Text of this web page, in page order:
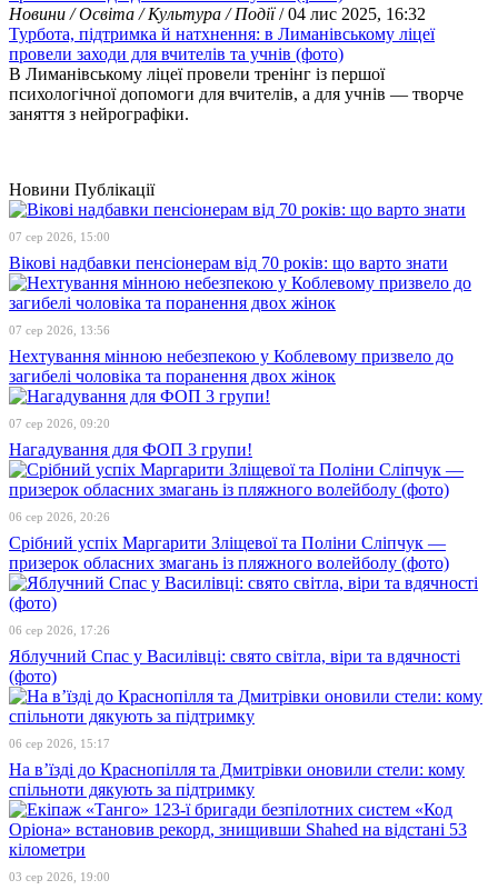
Новини / Освіта / Культура / Події/ 04 лис 2025, 16:32
Турбота, підтримка й натхнення: в Лиманівському ліцеї
провели заходи для вчителів та учнів (фото)
В Лиманівському ліцеї провели тренінг із першої
психологічної допомоги для вчителів, а для учнів — творче
заняття з нейрографіки.
Новини Публікації
07 сер 2026, 15:00
Вікові надбавки пенсіонерам від 70 років: що варто знати
07 сер 2026, 13:56
Нехтування мінною небезпекою у Коблевому призвело до
загибелі чоловіка та поранення двох жінок
07 сер 2026, 09:20
Нагадування для ФОП 3 групи!
06 сер 2026, 20:26
Срібний успіх Маргарити Зліщевої та Поліни Сліпчук —
призерок обласних змагань із пляжного волейболу (фото)
06 сер 2026, 17:26
Яблучний Спас у Василівці: свято світла, віри та вдячності
(фото)
06 сер 2026, 15:17
На в’їзді до Краснопілля та Дмитрівки оновили стели: кому
спільноти дякують за підтримку
03 сер 2026, 19:00